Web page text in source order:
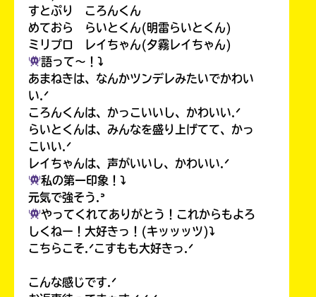
すとぷり ころんくん
めておら らいとくん(明雷らいとくん)
ミリプロ レイちゃん(夕霧レイちゃん)
語って〜！⤵︎
あまねきは、なんかツンデレみたいでかわい
い.ᐟ
ころんくんは、かっこいいし、かわいい.ᐟ
らいとくんは、みんなを盛り上げてて、かっ
こいい.ᐟ
レイちゃんは、声がいいし、かわいい.ᐟ
私の第一印象！⤵︎
元気で強そう.ᐣ
やってくれてありがとう！これからもよろ
しくねー！大好きっ！(キッッッツ)⤵︎
こちらこそ.ᐟこすもも大好きっ.ᐟ
こんな感じです.ᐟ